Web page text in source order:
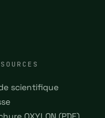
scientifique